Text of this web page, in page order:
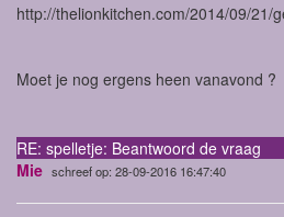
http://thelionkitchen.com/2014/09/21/
Moet je nog ergens heen vanavond ?
RE: spelletje: Beantwoord de vraag
Mie schreef op: 28-09-2016 16:47:40